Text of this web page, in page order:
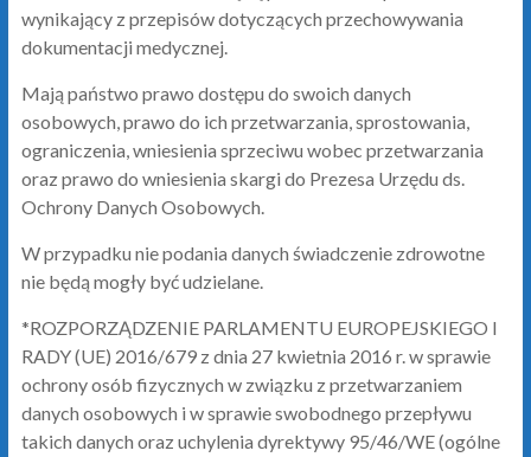
wynikający z przepisów dotyczących przechowywania
dokumentacji medycznej.
Mają państwo prawo dostępu do swoich danych
osobowych, prawo do ich przetwarzania, sprostowania,
ograniczenia, wniesienia sprzeciwu wobec przetwarzania
oraz prawo do wniesienia skargi do Prezesa Urzędu ds.
Ochrony Danych Osobowych.
W przypadku nie podania danych świadczenie zdrowotne
nie będą mogły być udzielane.
*ROZPORZĄDZENIE PARLAMENTU EUROPEJSKIEGO I
RADY (UE) 2016/679 z dnia 27 kwietnia 2016 r. w sprawie
ochrony osób fizycznych w związku z przetwarzaniem
danych osobowych i w sprawie swobodnego przepływu
takich danych oraz uchylenia dyrektywy 95/46/WE (ogólne